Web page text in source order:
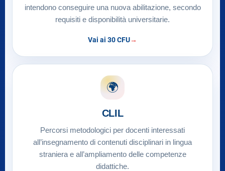
intendono conseguire una nuova abilitazione, secondo
requisiti e disponibilità universitarie.
Vai ai 30 CFU
🌍
CLIL
Percorsi metodologici per docenti interessati
all’insegnamento di contenuti disciplinari in lingua
straniera e all’ampliamento delle competenze
didattiche.